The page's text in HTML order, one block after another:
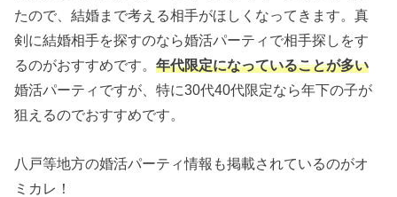
たので、結婚まで考える相手がほしくなってきます。真
剣に結婚相手を探すのなら婚活パーティで相手探しをす
るのがおすすめです。年代限定になっていることが多い
婚活パーティですが、特に30代40代限定なら年下の子が
狙えるのでおすすめです。
八戸等地方の婚活パーティ情報も掲載されているのがオ
ミカレ！